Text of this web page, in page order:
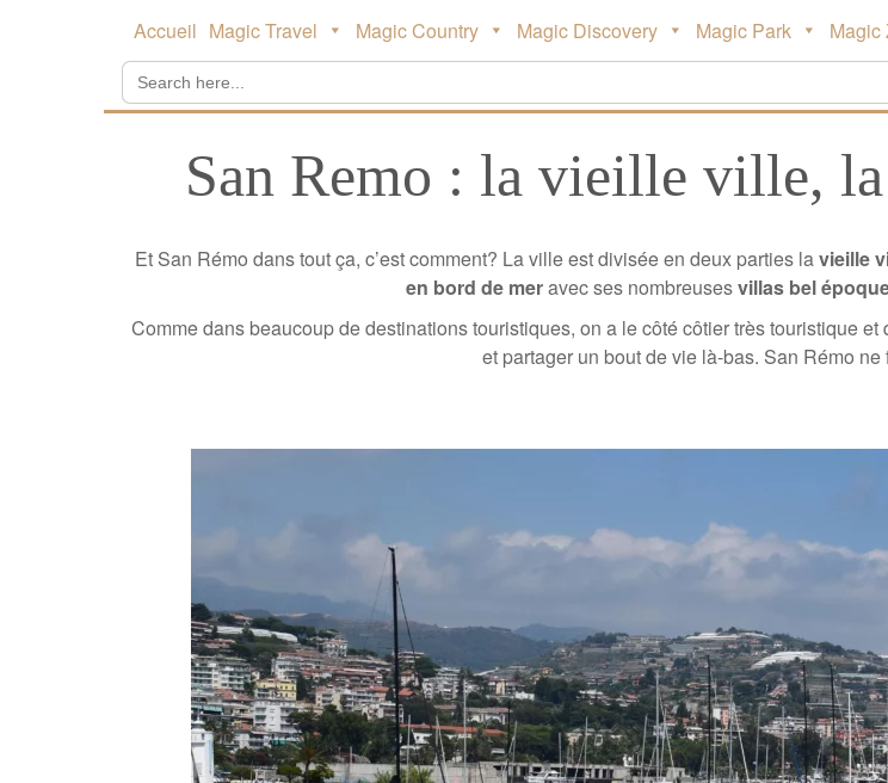
menu
to
content
Accueil Magic Travel Magic Country Magic Discovery Magic Park Magic
Search
for:
San Remo : la vieille ville,
Et San Rémo dans tout ça, c’est comment? La ville est divisée en deux parties lavieille
en bord de meravec ses nombreusesvillas bel
Comme dans beaucoup de destinations touristiques, on a le côté côtier très touristique
et partager un bout de vie là-bas. San Rémo